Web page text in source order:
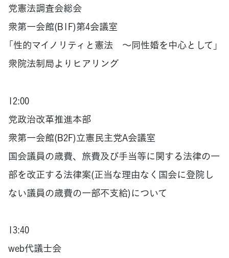
党憲法調査会総会
衆第一会館(B1F)第4会議室
「性的マイノリティと憲法 ～同性婚を中心として」
衆院法制局よりヒアリング
12:00
党政治改革推進本部
衆第一会館(B2F)立憲民主党A会議室
国会議員の歳費、旅費及び手当等に関する法律の一
部を改正する法律案(正当な理由なく国会に登院し
ない議員の歳費の一部不支給)について
13:40
web代議士会